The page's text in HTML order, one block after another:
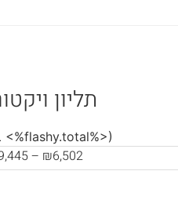
תליון
(<%flashy.total%> ביקורות)
₪6,502
–